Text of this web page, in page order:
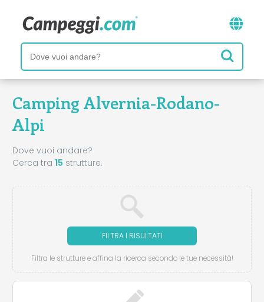
Camping Alvernia-Rodano-
Alpi
Dove vuoi andare?
Cerca tra 15 strutture.
FILTRA I RISULTATI
Filtra le strutture e affina la ricerca secondo le tue necessità!